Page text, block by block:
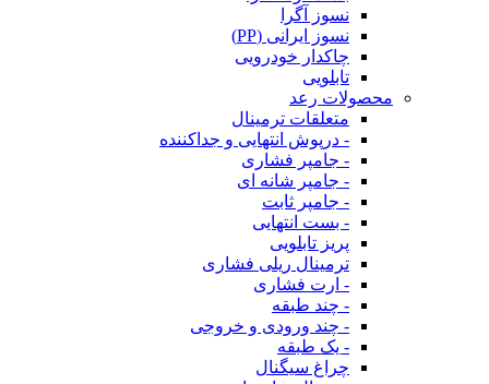
نسوز آگرا
نسوز ایرانی (PP)
چاکدار خودرویی
تابلویی
محصولات رعد
متعلقات ترمینال
- درپوش انتهایی و جداکننده
- جامپر فشاری
- جامپر شانه ای
- جامپر ثابت
- بست انتهایی
پریز تابلویی
ترمینال ریلی فشاری
- ارت فشاری
- چند طبقه
- چند ورودی و خروجی
- یک طبقه
چراغ سیگنال